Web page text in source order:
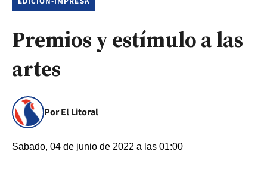
Premios y estímulo a las
artes
Por El Litoral
Sabado, 04 de junio de 2022 a las 01:00